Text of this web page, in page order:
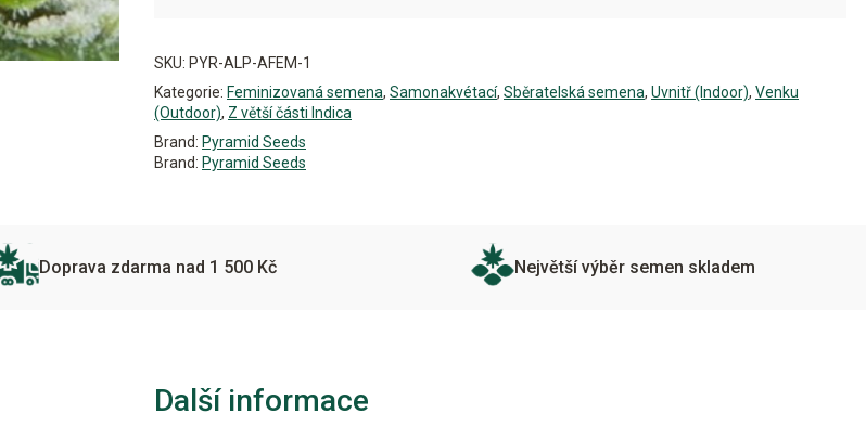
SKU: PYR-ALP-AFEM-1
Kategorie: Feminizovaná semena, Samonakvétací, Sběratelská semena, Uvnitř (Indoor), Venku
(Outdoor), Z větší části Indica
Brand: Pyramid Seeds
Brand: Pyramid Seeds
Doprava zdarma nad 1 500 Kč Největší výběr semen skladem
Další informace